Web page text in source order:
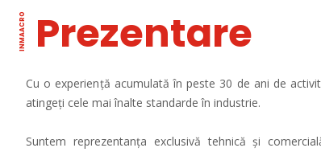
Prezentare
Cu o experiență acumulată în peste 30 de ani de
atingeți cele mai înalte standarde în industrie.
Suntem reprezentanța exclusivă tehnică și